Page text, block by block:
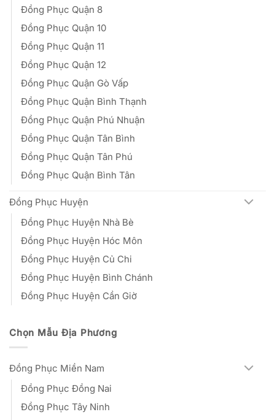
Đồng Phục Quận 8
Đồng Phục Quận 10
Đồng Phục Quận 11
Đồng Phục Quận 12
Đồng Phục Quận Gò Vấp
Đồng Phục Quận Bình Thạnh
Đồng Phục Quận Phú Nhuận
Đồng Phục Quận Tân Bình
Đồng Phục Quận Tân Phú
Đồng Phục Quận Bình Tân
Đồng Phục Huyện
Đồng Phục Huyện Nhà Bè
Đồng Phục Huyện Hóc Môn
Đồng Phục Huyện Củ Chi
Đồng Phục Huyện Bình Chánh
Đồng Phục Huyện Cần Giờ
Chọn Mẫu Địa Phương
Đồng Phục Miền Nam
Đồng Phục Đồng Nai
Đồng Phục Tây Ninh